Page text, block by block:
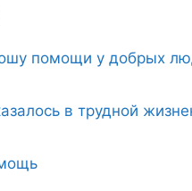
помощи у добрых
в трудной